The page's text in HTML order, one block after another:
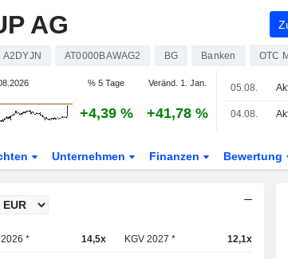
AG
A2DYJN AT0000BAWAG2 BG Banken OTC
% 5 Tage Veränd. 1. Jan.
+4,39 % +41,78 %
05.08.
04.08.
Unternehmen Finanzen Bewertung
2026 * 14,5x KGV 2027 * 12,1x